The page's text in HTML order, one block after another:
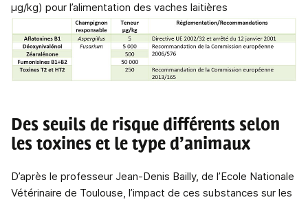
µg/kg) pour l’alimentation des vaches laitières
Des seuils de risque différents selon
les toxines et le type d’animaux
D’après le professeur Jean-Denis Bailly, de l’Ecole Nationale
Vétérinaire de Toulouse, l’impact de ces substances sur les